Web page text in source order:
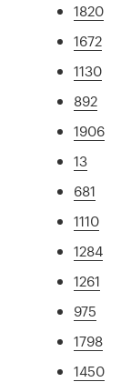
1820
1672
1130
892
1906
13
681
1110
1284
1261
975
1798
1450